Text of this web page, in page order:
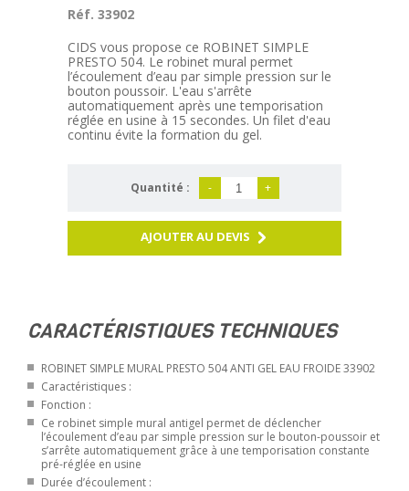
Réf. 33902
CIDS vous propose ce ROBINET SIMPLE
PRESTO 504. Le robinet mural permet
l’écoulement d’eau par simple pression sur le
bouton poussoir. L'eau s'arrête
automatiquement après une temporisation
réglée en usine à 15 secondes. Un filet d'eau
continu évite la formation du gel.
Quantité : - +
AJOUTER AU DEVIS
CARACTÉRISTIQUES TECHNIQUES
ROBINET SIMPLE MURAL PRESTO 504 ANTI GEL EAU FROIDE 33902
Caractéristiques :
Fonction :
Ce robinet simple mural antigel permet de déclencher
l’écoulement d’eau par simple pression sur le bouton-poussoir et
s’arrête automatiquement grâce à une temporisation constante
pré-réglée en usine
Durée d’écoulement :